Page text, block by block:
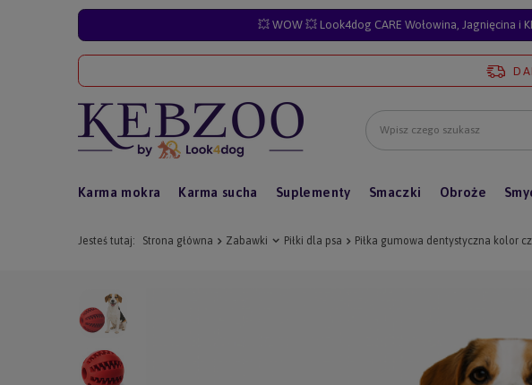
💥 WOW 💥 Look4dog CARE Wołowina, Jagnięcina i
Karma mokra Karma sucha Suplementy Smaczki Obroże
Jesteś tutaj: Strona główna Zabawki Piłki dla psa Piłka gumowa dentystyczna kolor